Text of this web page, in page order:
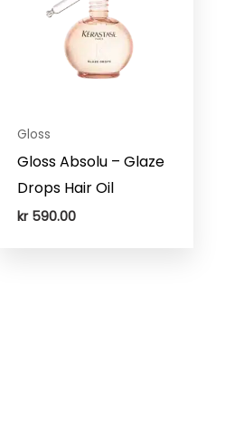
Gloss
Gloss Absolu – Glaze
Drops Hair Oil
kr590.00